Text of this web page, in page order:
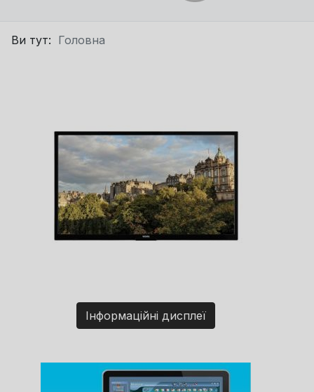
Ви тут: Головна
Інформаційні дисплеї